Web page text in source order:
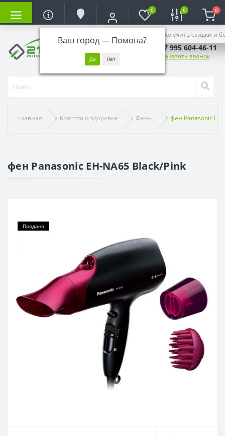
Ваш город — Помона?
Войдите, чтобы получить скидки и
0 0 0
+7 995 604-46-11
Заказать звонок
Главная Красота и здоровье Фены фен Panasonic
фен Panasonic EH-NA65 Black/Pink
Продано